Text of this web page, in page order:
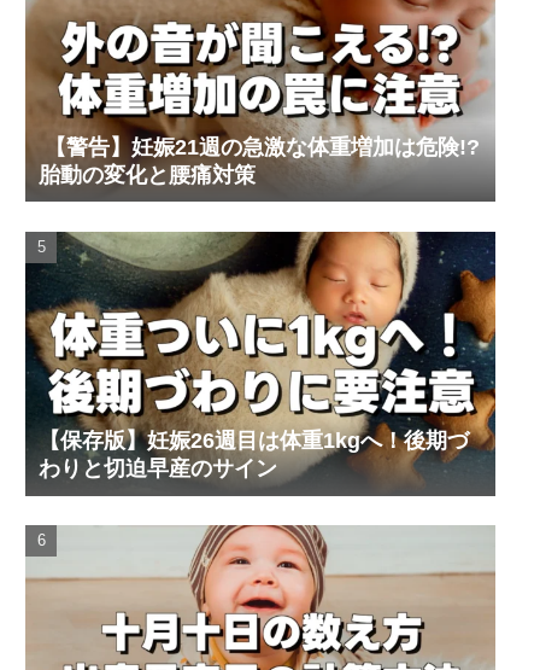
【警告】妊娠21週の急激な体重増加は危険!?
胎動の変化と腰痛対策
【保存版】妊娠26週目は体重1kgへ！後期づ
わりと切迫早産のサイン